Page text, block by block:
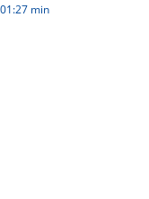
01:27 min